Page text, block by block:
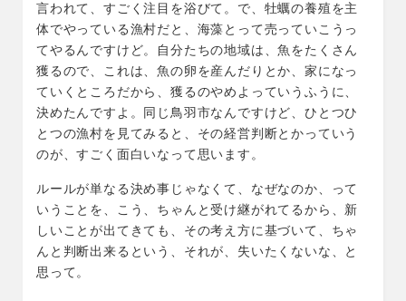
言われて、すごく注目を浴びて。で、牡蠣の養殖を主
体でやっている漁村だと、海藻とって売っていこうっ
てやるんですけど。自分たちの地域は、魚をたくさん
獲るので、これは、魚の卵を産んだりとか、家になっ
ていくところだから、獲るのやめよっていうふうに、
決めたんですよ。同じ鳥羽市なんですけど、ひとつひ
とつの漁村を見てみると、その経営判断とかっていう
のが、すごく面白いなって思います。
ルールが単なる決め事じゃなくて、なぜなのか、って
いうことを、こう、ちゃんと受け継がれてるから、新
しいことが出てきても、その考え方に基づいて、ちゃ
んと判断出来るという、それが、失いたくないな、と
思って。